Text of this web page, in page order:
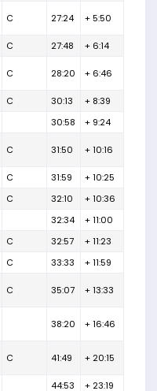
C 27:24 + 5:50
C 27:48 + 6:14
C 28:20 + 6:46
C 30:13
+ 8:39
30:58 + 9:24
C 31:50 + 10:16
C 31:59
+ 10:25
C 32:10
+ 10:36
32:34
+ 11:00
C 32:57
+ 11:23
C 33:33 + 11:59
C 35:07 + 13:33
38:20 + 16:46
C 41:49 + 20:15
44:53 + 23:19